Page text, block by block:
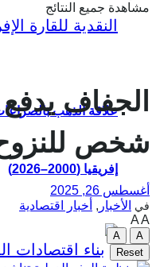
علاقة الذهب
إفريقيا (2000–2026)
مشاهدة جميع النتائج
الجفاف
شخص
أغسطس 26, 2025
في الأخبار , أخبار اقتصادية
AA
A
A
Reset